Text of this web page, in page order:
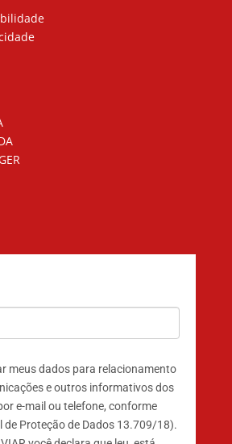
meus dados para relacionamento
e outros informativos dos
e-mail ou telefone, conforme
de Proteção de Dados 13.709/18).